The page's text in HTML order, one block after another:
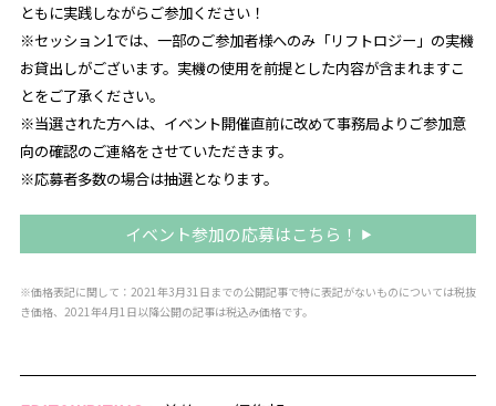
ともに実践しながらご参加ください！
※セッション1では、 一部のご参加者様へのみ「リフトロジー」の実機
お貸出しがございます。 実機の使用を前提とした内容が含まれますこ
とをご了承ください。
※当選された方へは、イベント開催直前に改めて事務局よりご参加意
向の確認のご連絡をさせていただきます。
※応募者多数の場合は抽選となります。
イベント参加の応募はこちら！
※価格表記に関して：2021年3月31日までの公開記事で特に表記がないものについては税抜
き価格、2021年4月1日以降公開の記事は税込み価格です。